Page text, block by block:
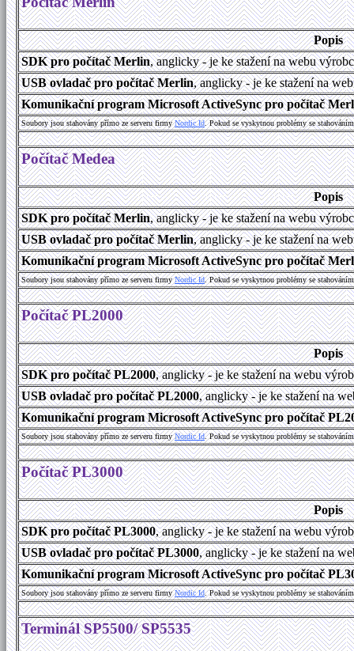
Popis
SDK pro počítač Merlin, anglicky - je ke stažení na webu
USB ovladač pro počítač Merlin, anglicky - je ke stažení na
Komunikační program Microsoft ActiveSync pro počítač
Soubory jsou stahovány přímo ze serveru firmyNordic Id. Pokud se vyskytnou problémy se
Počítač Medea
Popis
SDK pro počítač Merlin, anglicky - je ke stažení na webu
USB ovladač pro počítač Merlin, anglicky - je ke stažení na
Komunikační program Microsoft ActiveSync pro počítač
Soubory jsou stahovány přímo ze serveru firmyNordic Id. Pokud se vyskytnou problémy se
Počítač PL2000
Popis
SDK pro počítač PL2000, anglicky - je ke stažení na webu
USB ovladač pro počítač PL2000, anglicky - je ke stažení na
Komunikační program Microsoft ActiveSync pro počítač
Soubory jsou stahovány přímo ze serveru firmyNordic Id. Pokud se vyskytnou problémy se
Počítač PL3000
Popis
SDK pro počítač PL3000, anglicky - je ke stažení na webu
USB ovladač pro počítač PL3000, anglicky - je ke stažení na
Komunikační program Microsoft ActiveSync pro počítač
Soubory jsou stahovány přímo ze serveru firmyNordic Id. Pokud se vyskytnou problémy se
Terminál SP5500/ SP5535